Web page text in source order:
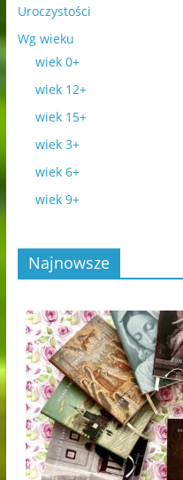
Uroczystości
Wg wieku
wiek 0+
wiek 12+
wiek 15+
wiek 3+
wiek 6+
wiek 9+
Najnowsze